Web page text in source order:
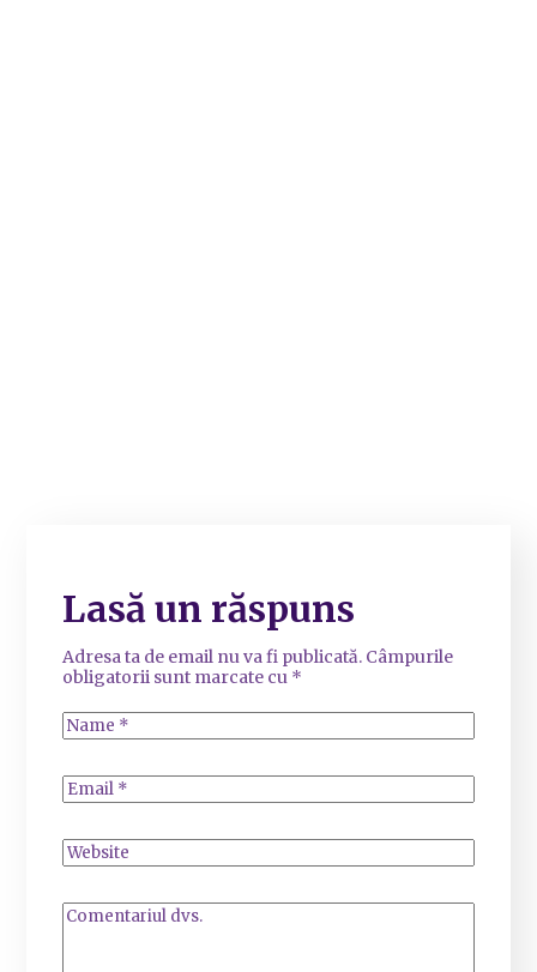
Lasă un răspuns
Adresa ta de email nu va fi publicată. Câmpurile
obligatorii sunt marcate cu *